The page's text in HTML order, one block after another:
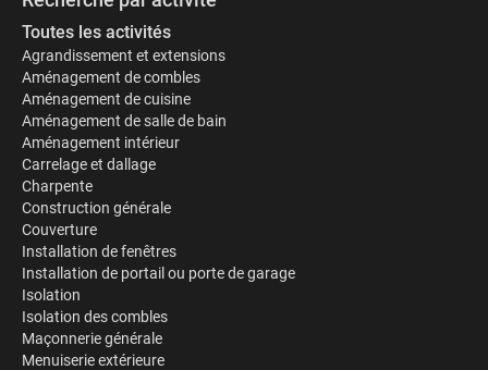
Toutes les activités
Agrandissement et extensions
Aménagement de combles
Aménagement de cuisine
Aménagement de salle de bain
Aménagement intérieur
Carrelage et dallage
Charpente
Construction générale
Couverture
Installation de fenêtres
Installation de portail ou porte de garage
Isolation
Isolation des combles
Maçonnerie générale
Menuiserie extérieure